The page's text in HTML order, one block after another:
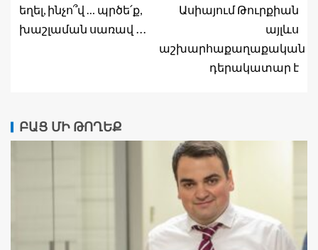
եղել, ինչո՞վ … պրծե՛ք,
խաշլաման սառավ ․․․
Ասիայում Թուրքիան
այլևս
աշխարհաքաղաքական
դերակատար է
ԲԱՑ ՄԻ ԹՈՂԵՔ